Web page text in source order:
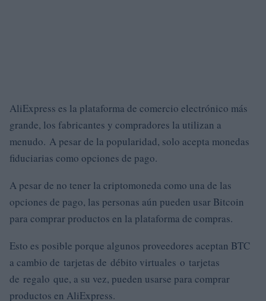
AliExpress es la plataforma de comercio electrónico más
grande, los fabricantes y compradores la utilizan a
menudo. A pesar de la popularidad, solo acepta monedas
fiduciarias como opciones de pago.
A pesar de no tener la criptomoneda como una de las
opciones de pago, las personas aún pueden usar Bitcoin
para comprar productos en la plataforma de compras.
Esto es posible porque algunos proveedores aceptan BTC
a cambio de tarjetas de débito virtuales o tarjetas
de regalo que, a su vez, pueden usarse para comprar
productos en AliExpress.